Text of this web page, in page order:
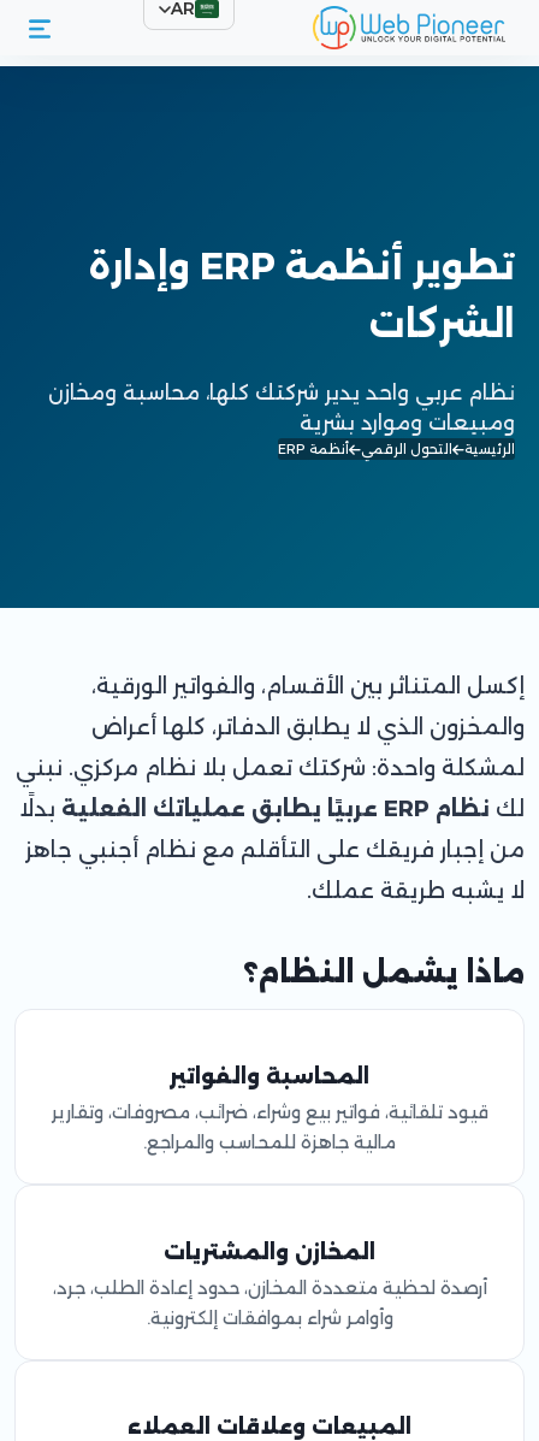
AR
تطوير أنظمة ERP وإدارة
الشركات
نظام عربي واحد يدير شركتك كلها، محاسبة ومخازن
ومبيعات وموارد بشرية
الرئيسية التحول الرقمي أنظمة ERP
إكسل المتناثر بين الأقسام، والفواتير الورقية،
والمخزون الذي لا يطابق الدفاتر، كلها أعراض
لمشكلة واحدة: شركتك تعمل بلا نظام مركزي. نبني
لك نظام ERP عربيًا يطابق عملياتك الفعلية
بدلًا
من إجبار فريقك على التأقلم مع نظام أجنبي جاهز
لا يشبه طريقة عملك.
ماذا يشمل النظام؟
المحاسبة والفواتير
قيود تلقائية، فواتير بيع وشراء، ضرائب، مصروفات، وتقارير
مالية جاهزة للمحاسب والمراجع.
المخازن والمشتريات
أرصدة لحظية متعددة المخازن، حدود إعادة الطلب، جرد،
وأوامر شراء بموافقات إلكترونية.
المبيعات وعلاقات العملاء